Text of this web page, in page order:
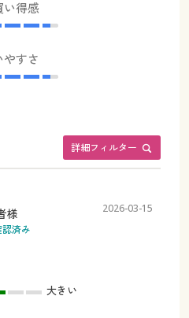
い得感
やすさ
詳細フィルター
様
済み
2026-03-15
大きい